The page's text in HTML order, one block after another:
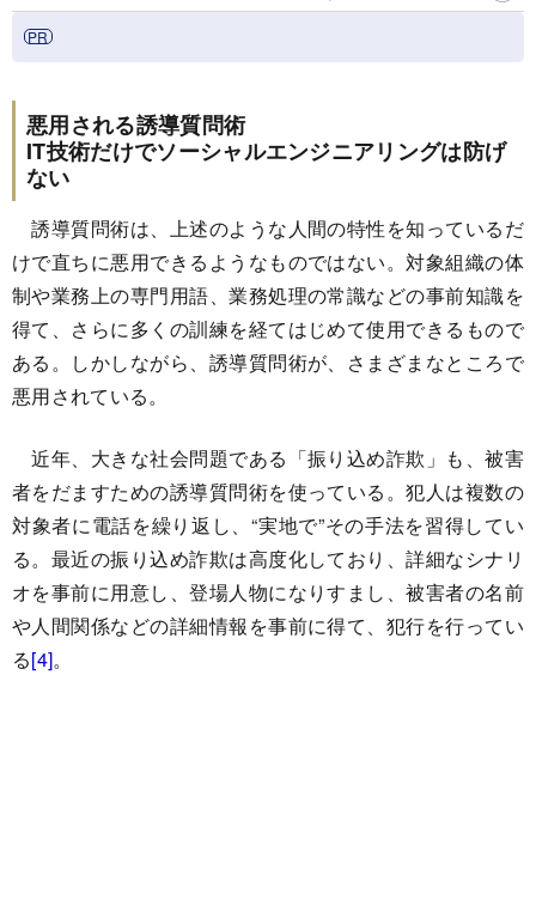
悪用される誘導質問術
IT技術だけでソーシャルエンジニアリングは防げ
ない
誘導質問術は、上述のような人間の特性を知っているだ
けで直ちに悪用できるようなものではない。対象組織の体
制や業務上の専門用語、業務処理の常識などの事前知識を
得て、さらに多くの訓練を経てはじめて使用できるもので
ある。しかしながら、誘導質問術が、さまざまなところで
悪用されている。
近年、大きな社会問題である「振り込め詐欺」も、被害
者をだますための誘導質問術を使っている。犯人は複数の
対象者に電話を繰り返し、“実地で”その手法を習得してい
る。最近の振り込め詐欺は高度化しており、詳細なシナリ
オを事前に用意し、登場人物になりすまし、被害者の名前
や人間関係などの詳細情報を事前に得て、犯行を行ってい
る[4]。